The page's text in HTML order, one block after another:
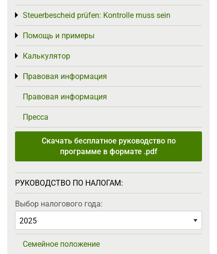
Steuerbescheid prüfen: Kontrolle muss sein
Toggle menu
Помощь и примеры
Toggle menu
Калькулятор
Toggle menu
Правовая информация
Toggle menu
Правовая информация
Пресса
Скачать бесплатное руководство по
программе в формате .pdf
РУКОВОДСТВО ПО НАЛОГАМ:
Выбор налогового года:
Семейное положение